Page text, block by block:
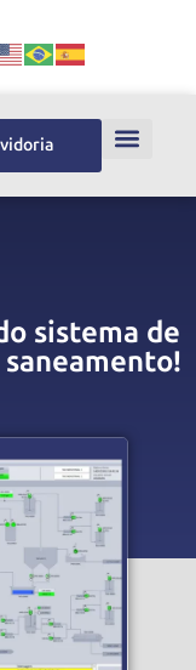
sistema de